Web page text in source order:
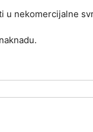
nekomercijalne